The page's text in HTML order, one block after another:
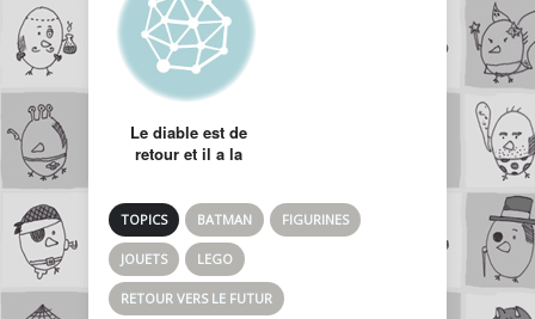
Le diable est de
retour et il a la
TOPICS BATMAN FIGURINES
JOUETS LEGO
RETOUR VERS LE FUTUR